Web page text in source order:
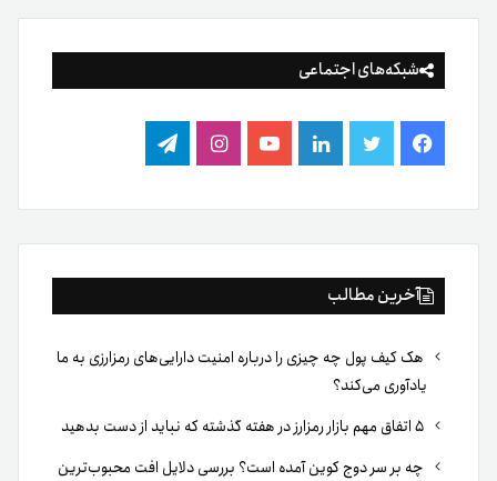
شبکه‌های اجتماعی
فیس
بوک
توییتر لینکدینیوتیوباینستاگرام
تلگرام
آخرین مطالب
هک کیف پول چه چیزی را درباره امنیت دارایی‌های رمزارزی به ما
یادآوری می‌کند؟
چه بر سر دوج کوین آمده است؟ بررسی دلایل افت محبوب‌ترین